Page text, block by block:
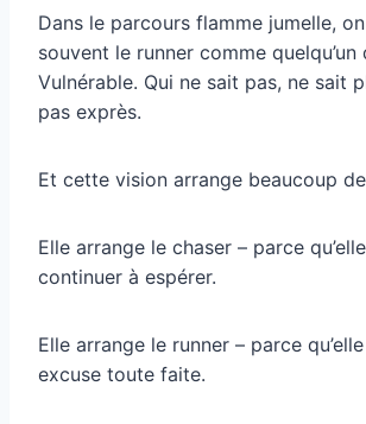
Dans le parcours flamme jumelle,
souvent le runner comme quelqu’un
Vulnérable. Qui ne sait pas, ne sait
pas exprès.
Et cette vision arrange beaucoup
Elle arrange le chaser – parce
continuer à espérer.
Elle arrange le runner – parce
excuse toute faite.